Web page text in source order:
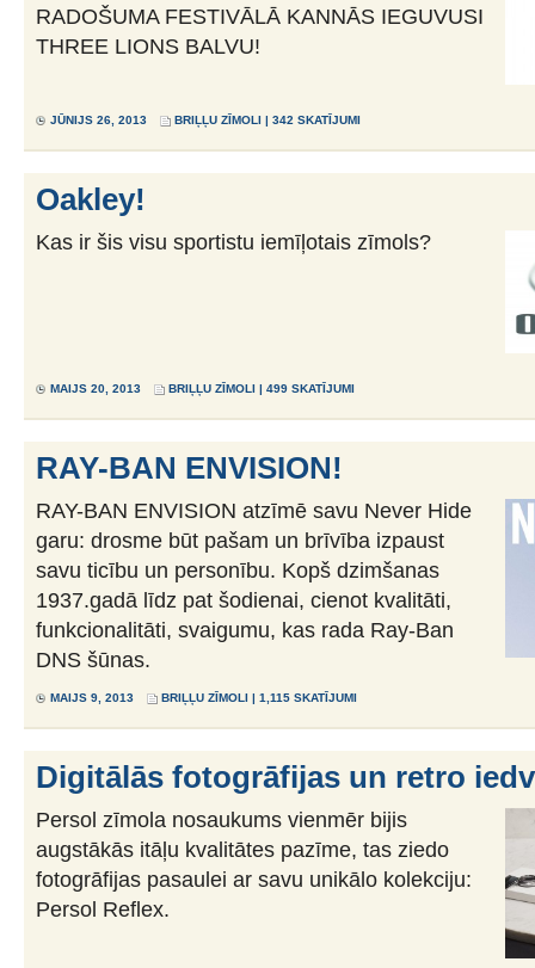
RADOŠUMA FESTIVĀLĀ KANNĀS IEGUVUSI
THREE LIONS BALVU!
JŪNIJS 26, 2013 BRIĻĻU ZĪMOLI | 342 SKATĪJUMI
Oakley!
Kas ir šis visu sportistu iemīļotais zīmols?
MAIJS 20, 2013 BRIĻĻU ZĪMOLI | 499 SKATĪJUMI
RAY-BAN ENVISION!
RAY-BAN ENVISION atzīmē savu Never Hide
garu: drosme būt pašam un brīvība izpaust
savu ticību un personību. Kopš dzimšanas
1937.gadā līdz pat šodienai, cienot kvalitāti,
funkcionalitāti, svaigumu, kas rada Ray-Ban
DNS šūnas.
MAIJS 9, 2013 BRIĻĻU ZĪMOLI | 1,115 SKATĪJUMI
Digitālās fotogrāfijas un retro
Persol zīmola nosaukums vienmēr bijis
augstākās itāļu kvalitātes pazīme, tas ziedo
fotogrāfijas pasaulei ar savu unikālo kolekciju:
Persol Reflex.